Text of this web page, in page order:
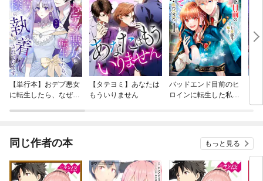
【単行本】おデブ悪女
に転生したら、なぜか
【タテヨミ】あなたは
もういりません
バッドエンド目前のヒ
ロインに転生した私、
同じ作者の本 もっと見る